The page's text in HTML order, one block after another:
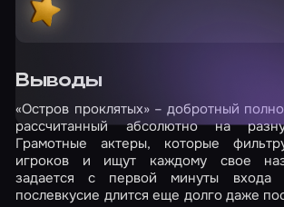
Выводы
«Остров проклятых» – добротный
рассчитанный абсолютно на
Грамотные актеры, которые
игроков и ищут каждому свое
задается с первой минуты входа
послевкусие длится еще долго даже